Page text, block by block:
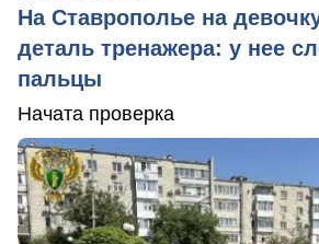
На Ставрополье на
деталь тренажера: у нее
пальцы
Начата проверка